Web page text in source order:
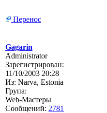
Перенос
Gagarin
Administrator
Зарегистрирован:
11/10/2003 20:28
Из: Narva, Estonia
Група:
Web-Мастеры
Сообщений: 2781